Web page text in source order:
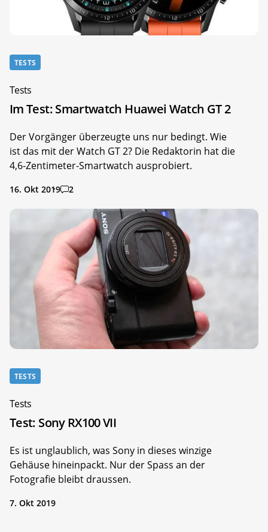
TESTS
Tests
Im Test: Smartwatch Huawei Watch GT 2
Der Vorgänger überzeugte uns nur bedingt. Wie
ist das mit der Watch GT 2? Die Redaktorin hat die
4,6-Zentimeter-Smartwatch ausprobiert.
16. Okt 2019 2
TESTS
Tests
Test: Sony RX100 VII
Es ist unglaublich, was Sony in dieses winzige
Gehäuse hineinpackt. Nur der Spass an der
Fotografie bleibt draussen.
7. Okt 2019